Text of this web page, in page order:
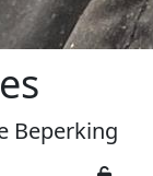
Beperking